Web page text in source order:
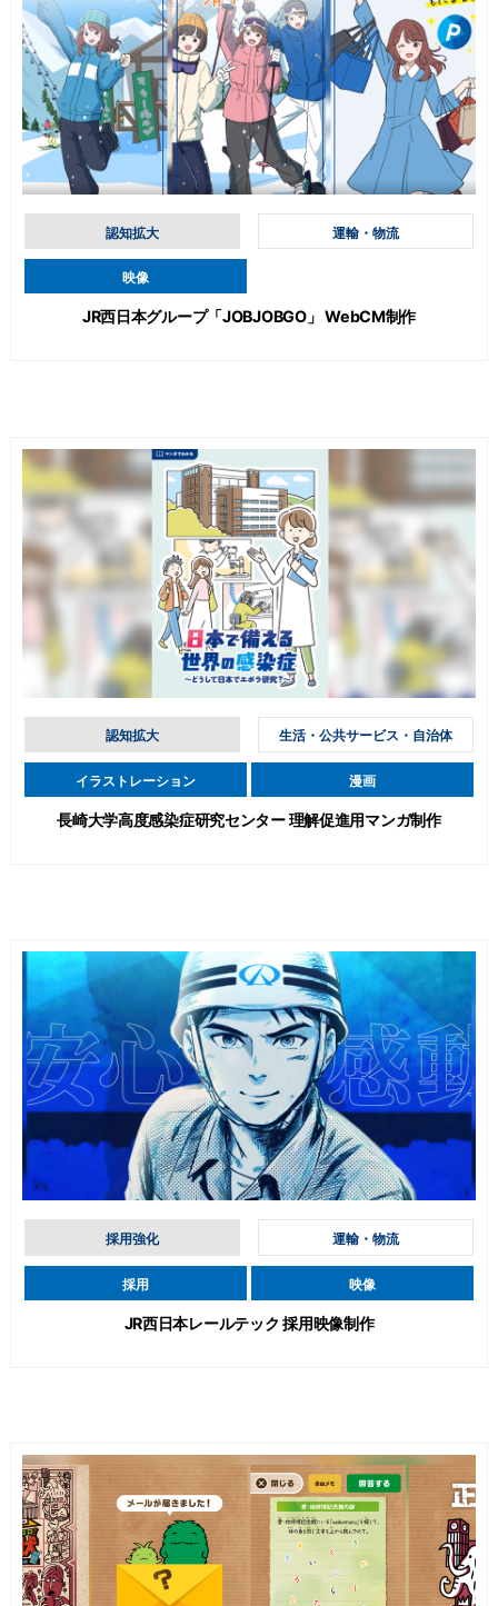
認知拡大 運輸・物流
映像
JR西日本グループ「JOBJOBGO」 WebCM制作
認知拡大 生活・公共サービス・自治体
イラストレーション 漫画
長崎大学高度感染症研究センター 理解促進用マンガ制作
採用強化 運輸・物流
採用 映像
JR西日本レールテック 採用映像制作